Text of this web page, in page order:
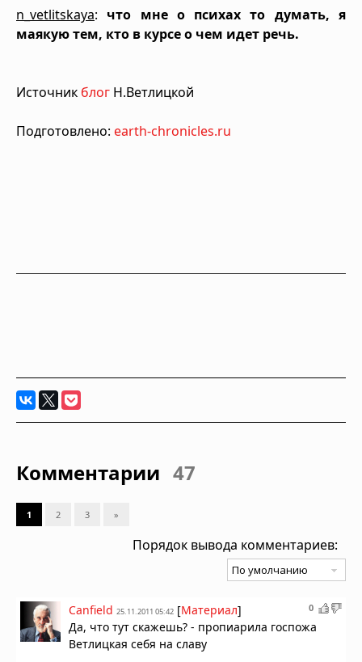
n_vetlitskaya: что мне о психах то думать, я
маякую тем, кто в курсе о чем идет речь.
Источник блог Н.Ветлицкой
Подготовлено: earth-chronicles.ru
Комментарии 47
1 2 3 »
Порядок вывода комментариев:
0
Canfield 25.11.2011 05:42 [Материал]
Да, что тут скажешь? - пропиарила госпожа
Ветлицкая себя на славу